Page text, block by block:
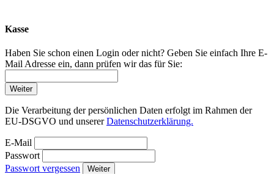
Kasse
Haben Sie schon einen Login oder nicht? Geben Sie einfach Ihre E-
Mail Adresse ein, dann prüfen wir das für Sie:
Weiter
Die Verarbeitung der persönlichen Daten erfolgt im Rahmen der
EU-DSGVO und unsererDatenschutzerklärung.
E-Mail
Passwort
Passwort vergessen
Weiter